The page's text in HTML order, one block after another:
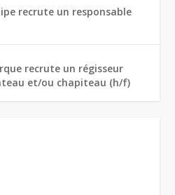
recrute un responsable
recrute un régisseur
et/ou chapiteau (h/f)